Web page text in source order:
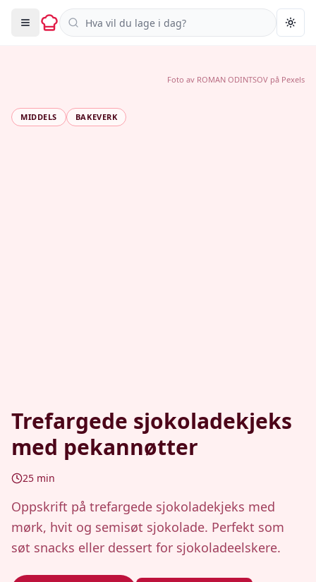
Søk i oppskrifter
MIDDELS BAKEVERK
Trefargede sjokoladekjeks
med pekannøtter
25 min
Oppskrift på trefargede sjokoladekjeks med
mørk, hvit og semisøt sjokolade. Perfekt som
søt snacks eller dessert for sjokoladeelskere.
Foto av ROMAN ODINTSOV på Pexels